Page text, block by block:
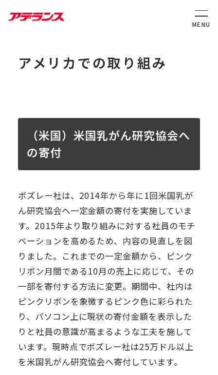
アメリカでの取り組み
（米国）米国乳がん研究協会へ
の寄付
ボズレー社は、2014年から年に1回米国乳が
ん研究協会へ一定金額の寄付を実施していま
す。2015年より取り組みに対する社員のモチ
ベーションを高めるため、内容の見直しを図
りました。これまでの一定金額から、ピンク
リボン月間である10月の売上に応じて、その
一部を寄付する方法に変更。期間中、社内は
ピンクリボンを象徴するピンク色に彩られた
り、パソコン上に現状の寄付金額を表示した
りと社員の意識が高まるような工夫を施して
います。現時点でボズレー社は25万ドル以上
を米国乳がん研究協会へ寄付しています。